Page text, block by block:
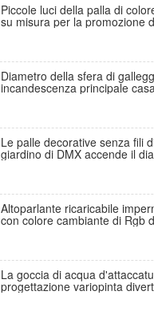
Piccole luci della palla di
su misura per la promozione
Diametro della sfera di
incandescenza principale
impermeabile 25cm 30cm
Le palle decorative senza fili
giardino di DMX accende il
Altoparlante ricaricabile
con colore cambiante di Rgb
La goccia di acqua
progettazione variopinta
stanza/negozio di